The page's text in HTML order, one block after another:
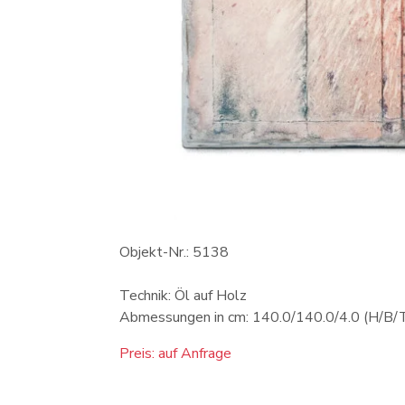
Objekt-Nr.: 5138
Technik: Öl auf Holz
Abmessungen in cm: 140.0/140.0/4.0 (H/B/
Preis: auf Anfrage